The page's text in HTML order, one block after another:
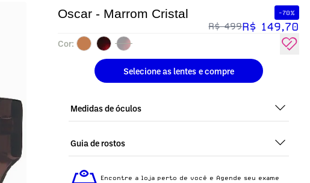
Oscar - Marrom Cristal -70%
R$ 499R$ 149,70
Cor:
Selecione as lentes e compre
Medidas de óculos
Guia de rostos
Cristal é ideal para quem busca um óculos confortável
Encontre a loja perto de você e Agende seu exame